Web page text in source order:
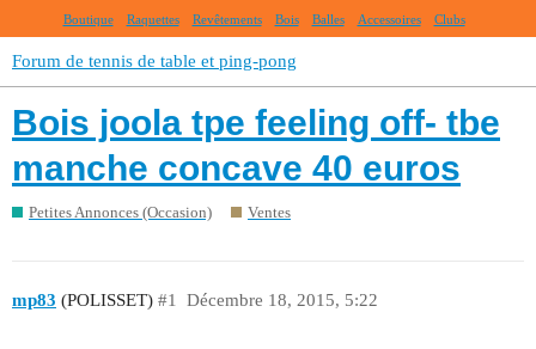
Boutique Raquettes Revêtements Bois Balles Accessoires Clubs
Forum de tennis de table et ping-pong
Bois joola tpe feeling off- tbe
manche concave 40 euros
Petites Annonces (Occasion) Ventes
mp83 (POLISSET) Décembre 18, 2015, 5:22
#1